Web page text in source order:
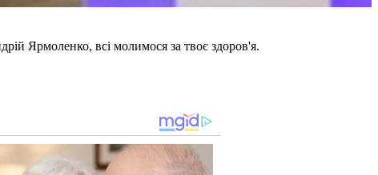
Ярмоленко, всі молимося за твоє здоров'я.